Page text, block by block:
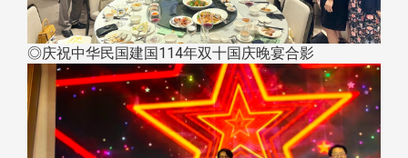
◎庆祝中华民国建国114年双十国庆晚宴合影